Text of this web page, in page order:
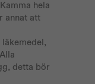
hela
annat att
detta bör